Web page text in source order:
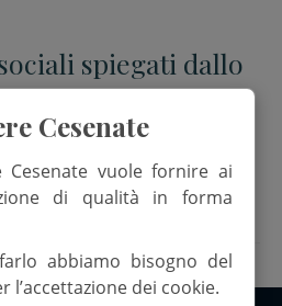
spiegati dallo
Widmann
Cesenate
vuole fornire ai
di qualità in forma
abbiamo bisogno del
l’accettazione dei cookie.